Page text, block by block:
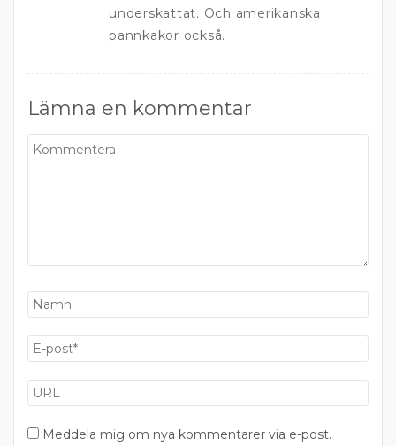
underskattat. Och amerikanska
pannkakor också.
Lämna en kommentar
Meddela mig om nya kommentarer via e-post.